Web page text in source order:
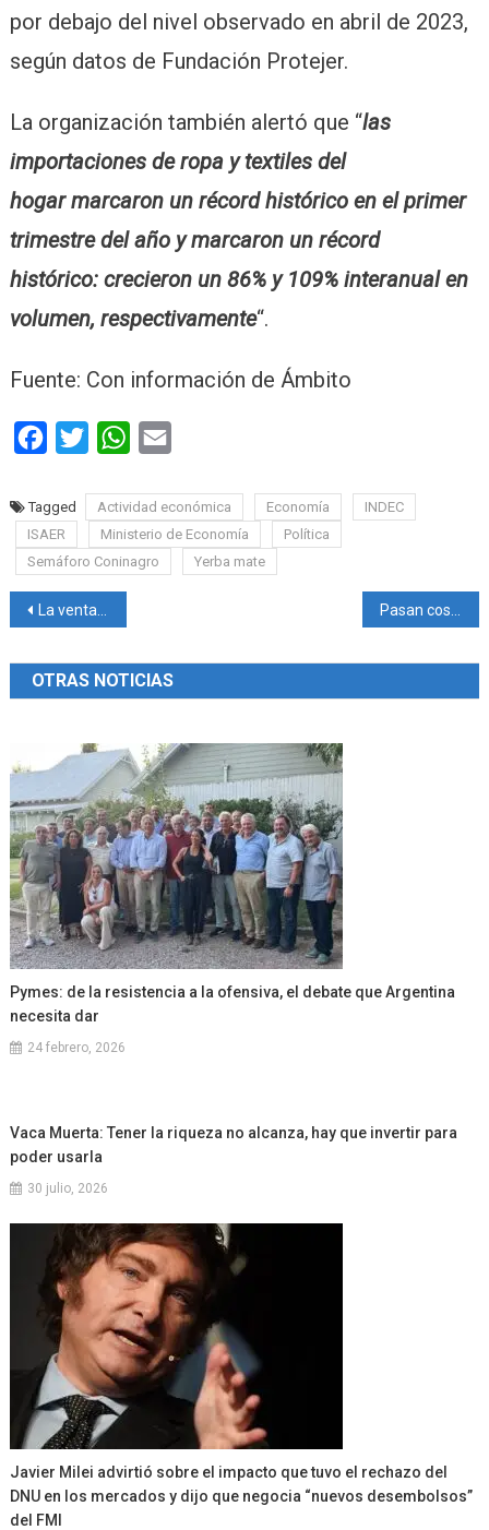
por debajo del nivel observado en abril de 2023,
según datos de Fundación Protejer.
La organización también alertó que “las
importaciones de ropa y textiles del
hogar marcaron un récord histórico en el primer
trimestre del año y marcaron un récord
histórico: crecieron un 86% y 109% interanual en
volumen, respectivamente“.
Fuente: Con información de Ámbito
Facebook
Twitter WhatsApp
Tagged Actividad económica Economía
INDEC
ISAER
Ministerio de Economía
Política
Semáforo Coninagro
Yerba mate
Navegación
de
entradas
La venta de ropa cayó 7,7% interanual en el tercer bimestre del año
OTRAS NOTICIAS
Pymes: de la resistencia a la ofensiva, el debate que Argentina
necesita dar
24 febrero, 2026
Vaca Muerta: Tener la riqueza no alcanza, hay que invertir para
poder usarla
30 julio, 2026
Javier Milei advirtió sobre el impacto que tuvo el rechazo del
DNU en los mercados y dijo que negocia “nuevos desembolsos”
del FMI